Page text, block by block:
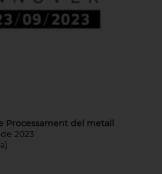
Processament del metall
2023